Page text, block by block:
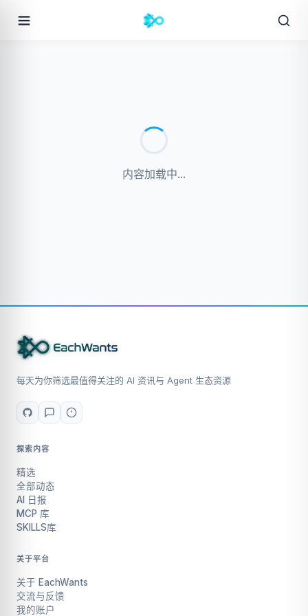
内容加载中...
每天为你筛选最值得关注的 AI 资讯与 Agent 生态资源
探索内容
精选
全部动态
AI 日报
MCP 库
SKILLS库
关于平台
关于 EachWants
交流与反馈
我的账户